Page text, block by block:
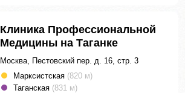
Клиника Профессиональной
Медицины на Таганке
Москва, Пестовский пер. д. 16, стр. 3
Марксистская (820 м)
Таганская (831 м)